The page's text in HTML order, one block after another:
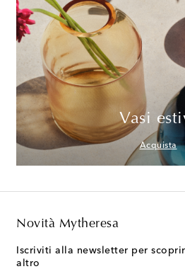
Vasi
Acquista
Novità Mytheresa
Iscriviti alla newsletter per
altro